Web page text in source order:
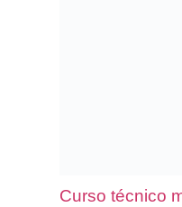
Curso técnico